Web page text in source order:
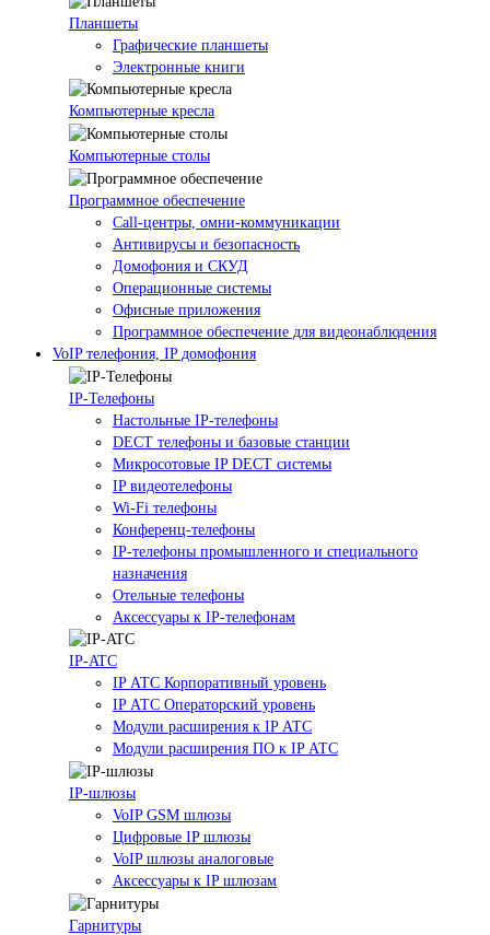
Планшеты
Графические планшеты
Электронные книги
Компьютерные кресла
Компьютерные столы
Программное обеспечение
Call-центры, омни-коммуникации
Антивирусы и безопасность
Домофония и СКУД
Операционные системы
Офисные приложения
Программное обеспечение для видеонаблюдения
VoIP телефония, IP домофония
IP-Телефоны
Настольные IP-телефоны
DECT телефоны и базовые станции
Микросотовые IP DECT системы
IP видеотелефоны
Wi-Fi телефоны
Конференц-телефоны
IP-телефоны промышленного и специального
назначения
Отельные телефоны
Аксессуары к IP-телефонам
IP-ATC
IP АТС Корпоративный уровень
IP АТС Операторский уровень
Модули расширения к IP АТС
Модули расширения ПО к IP АТС
IP-шлюзы
VoIP GSM шлюзы
Цифровые IP шлюзы
VoIP шлюзы аналоговые
Аксессуары к IP шлюзам
Гарнитуры